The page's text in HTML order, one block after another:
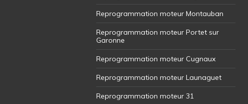
Reprogrammation moteur Montauban
Reprogrammation moteur Portet sur
Garonne
Reprogrammation moteur Cugnaux
Reprogrammation moteur Launaguet
Reprogrammation moteur 31